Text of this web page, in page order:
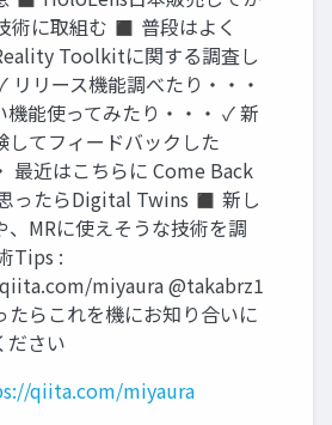
術に取組む ◼ 普段はよく
Toolkitに関する調査し
リリース機能調べたり・・・
機能使ってみたり・・・ ✓ 新
してフィードバックした
最近はこちらに Come Back
ったらDigital Twins ◼ 新し
、MRに使えそうな技術を調
Tips :
miyaura @takabrz1
らこれを機にお知り合いに
ださい
qiita.com/miyaura